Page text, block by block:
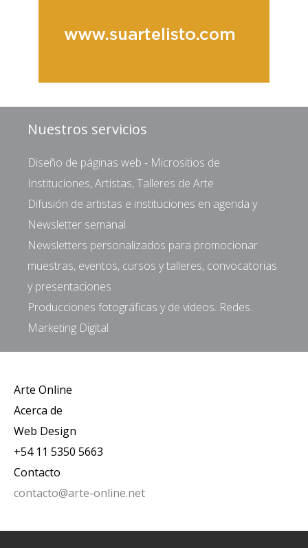
Nuestros servicios
Diseño de páginas web - Micrositios de
Instituciones, Artistas, Talleres de Arte
Difusión de artistas e instituciones en agenda y
Newsletter semanal
Newsletters personalizados para promocionar
muestras, eventos, cursos y talleres, convocatorias
y presentaciones
Producciones fotográficas y de videos. Redes.
Marketing Digital
Arte Online
Acerca de
Web Design
+54 11 5350 5663
Contacto
contacto@arte-online.net